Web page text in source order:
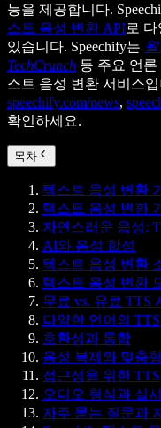
능을 제공합니다.
스트 음성 변환 API로
있습니다. Speechify는
TechCrunch 등 주요 언
스트 음성 변환 서비스
speechify.com/news,
확인하세요.
목차
텍스트 음성 변환
텍스트 음성 변환
자연스러운 음성:
AI와 음성 합성
텍스트 음성 변환
텍스트 음성 변환
무료 vs. 유료 TTS
다양한 언어의 TTS
호환성과 통합
음성 복제와 맞춤
접근성을 위한 TTS
오디오 형식과 실
자주 묻는 질문과